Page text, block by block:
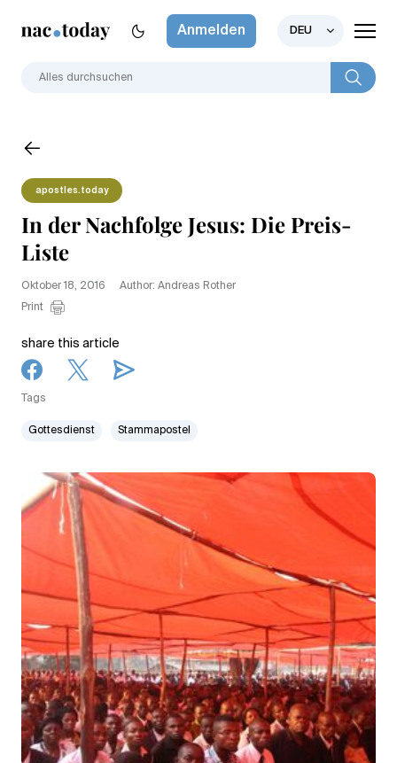
Anmelden DEU
apostles.today
In der Nachfolge Jesus: Die Preis-
Liste
Oktober 18, 2016
Author: Andreas Rother
Print
share this article
Tags
Gottesdienst Stammapostel